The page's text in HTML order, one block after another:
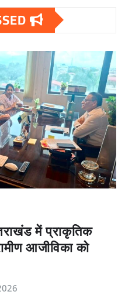
में प्राकृतिक
आजीविका को